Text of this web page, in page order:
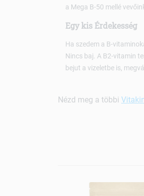
a Mega B-50 mellé
Egy kis Érdekesség
Ha szedem a B-
Nincs baj. A B2-vitamin
bejut a vizeletbe is,
Nézd meg a többi